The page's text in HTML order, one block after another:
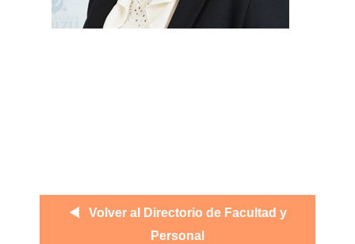
Volver al Directorio de Facultad y
Personal